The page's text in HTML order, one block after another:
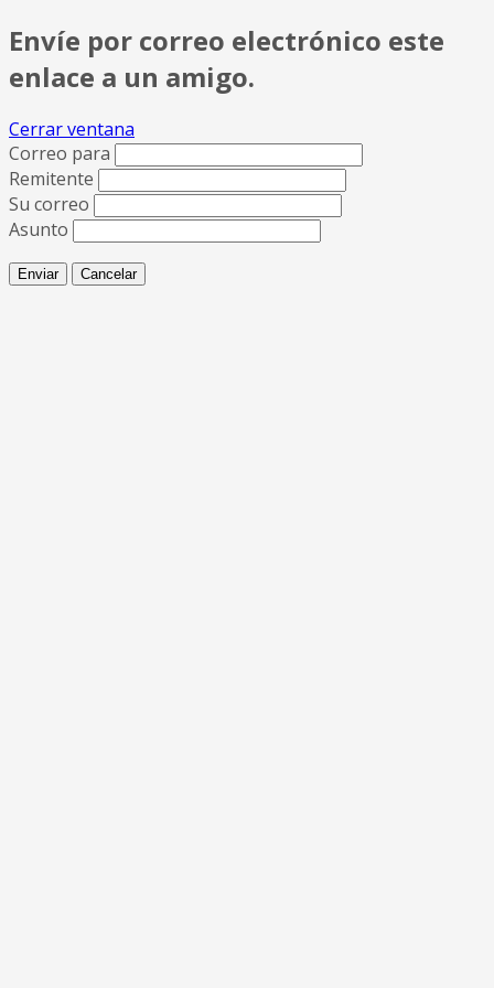
Envíe por correo electrónico este
enlace a un amigo.
Cerrar ventana
Correo para
Remitente
Su correo
Asunto
Enviar Cancelar